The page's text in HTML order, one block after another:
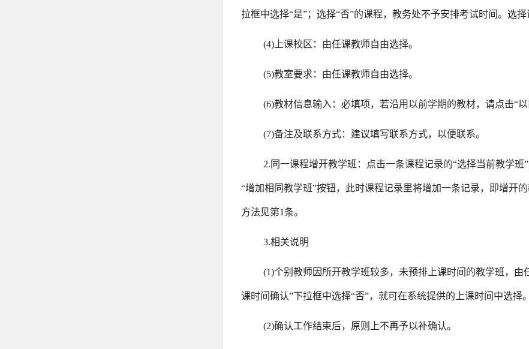
拉框中选择“是”；选择“否”的课程，教务处不予安排考试时间。选择
(4)上课校区：由任课教师自由选择。
(5)教室要求：由任课教师自由选择。
(6)教材信息输入：必填项，若沿用以前学期的教材，请点击“以
(7)备注及联系方式：建议填写联系方式，以便联系。
2.同一课程增开教学班：点击一条课程记录的“选择当前教学
“增加相同教学班”按钮，此时课程记录里将增加一条记录，即增开
方法见第1条。
3.相关说明
(1)个别教师因所开教学班较多，未预排上课时间的教学班，
课时间确认”下拉框中选择“否”，就可在系统提供的上课时间中选择。
(2)确认工作结束后，原则上不再予以补确认。